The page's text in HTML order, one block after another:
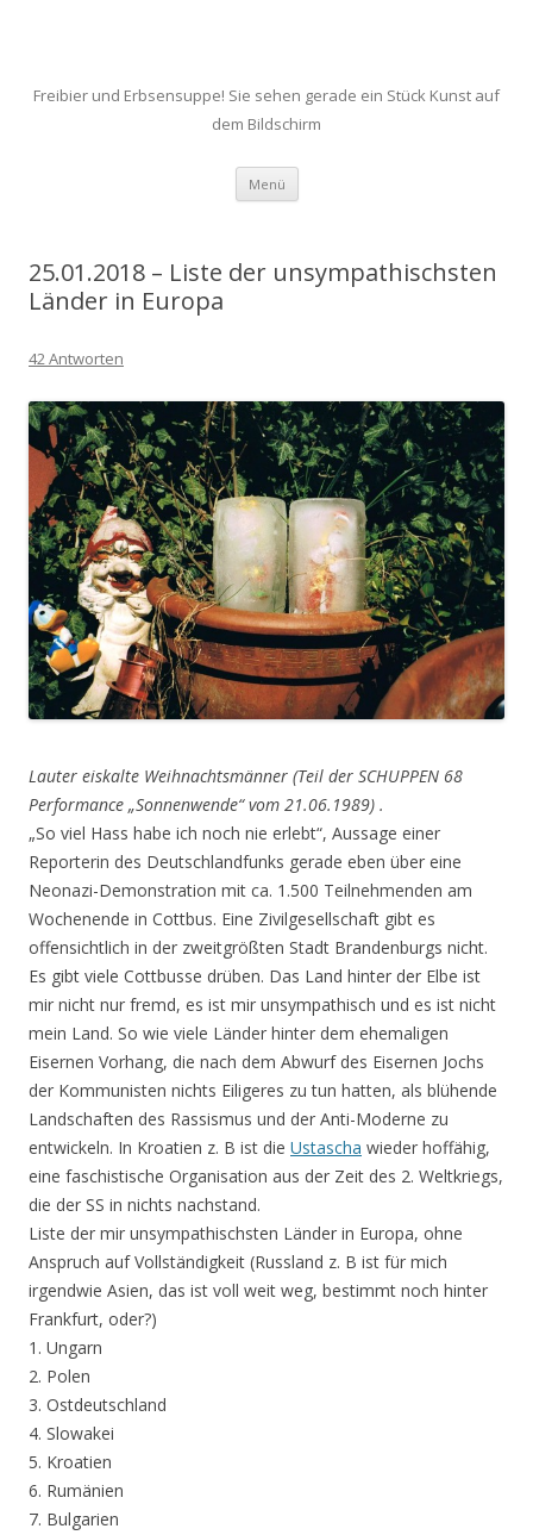
Freibier und Erbsensuppe! Sie sehen gerade ein Stück Kunst auf
dem Bildschirm
Menü Zum
springen
25.01.2018 – Liste der unsympathischsten
Länder in Europa
42 Antworten
Lauter eiskalte Weihnachtsmänner (Teil der SCHUPPEN 68
Performance „Sonnenwende“ vom 21.06.1989) .
„So viel Hass habe ich noch nie erlebt“, Aussage einer
Reporterin des Deutschlandfunks gerade eben über eine
Neonazi-Demonstration mit ca. 1.500 Teilnehmenden am
Wochenende in Cottbus. Eine Zivilgesellschaft gibt es
offensichtlich in der zweitgrößten Stadt Brandenburgs nicht.
Es gibt viele Cottbusse drüben. Das Land hinter der Elbe ist
mir nicht nur fremd, es ist mir unsympathisch und es ist nicht
mein Land. So wie viele Länder hinter dem ehemaligen
Eisernen Vorhang, die nach dem Abwurf des Eisernen Jochs
der Kommunisten nichts Eiligeres zu tun hatten, als blühende
Landschaften des Rassismus und der Anti-Moderne zu
entwickeln. In Kroatien z. B ist die Ustascha wieder hoffähig,
eine faschistische Organisation aus der Zeit des 2. Weltkriegs,
die der SS in nichts nachstand.
Liste der mir unsympathischsten Länder in Europa, ohne
Anspruch auf Vollständigkeit (Russland z. B ist für mich
irgendwie Asien, das ist voll weit weg, bestimmt noch hinter
Frankfurt, oder?)
1. Ungarn
2. Polen
3. Ostdeutschland
4. Slowakei
5. Kroatien
6. Rumänien
7. Bulgarien